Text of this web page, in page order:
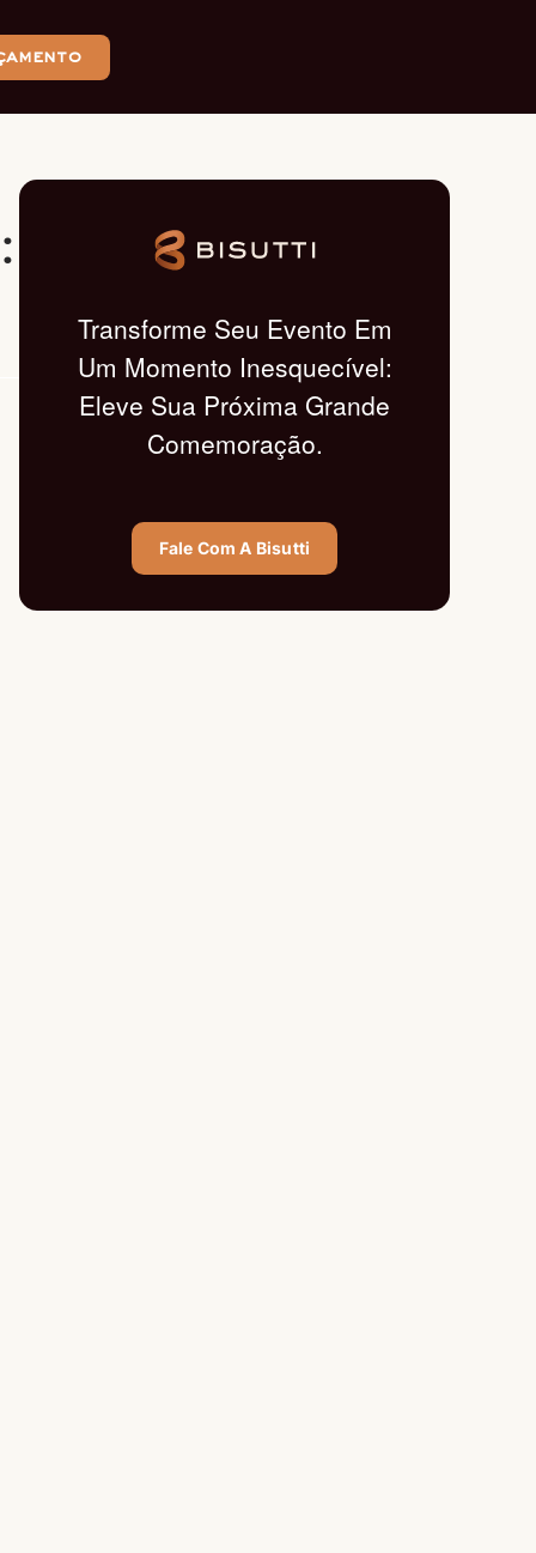
Transforme Seu Evento Em
Um Momento Inesquecível:
Eleve Sua Próxima Grande
Comemoração.
Fale Com A Bisutti